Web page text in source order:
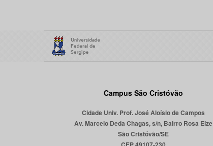
Campus São Cristóvão
Cidade Univ. Prof. José Aloísio de Campos
Av. Marcelo Deda Chagas, s/n, Bairro Rosa Elze
São Cristóvão/SE